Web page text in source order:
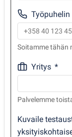
Työpuhelin
Soitamme tähän
Yritys
Palvelemme
Kuvaile